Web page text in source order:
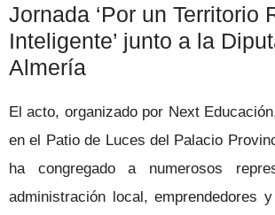
Jornada ‘Por un Territorio
Inteligente’ junto a la
Almería
El acto, organizado por Next
en el Patio de Luces del Palacio
ha congregado a numerosos
administración local, emprendedores